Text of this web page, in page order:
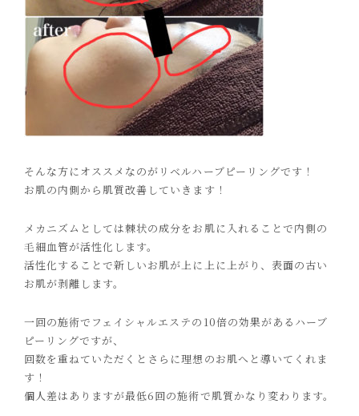
そんな方にオススメなのがリベルハーブピーリングです！
お肌の内側から肌質改善していきます！
メカニズムとしては棘状の成分をお肌に入れることで内側の
毛細血管が活性化します。
活性化することで新しいお肌が上に上に上がり、表面の古い
お肌が剥離します。
一回の施術でフェイシャルエステの10倍の効果があるハーブ
ピーリングですが、
回数を重ねていただくとさらに理想のお肌へと導いてくれま
す！
個人差はありますが最低6回の施術で肌質かなり変わります。